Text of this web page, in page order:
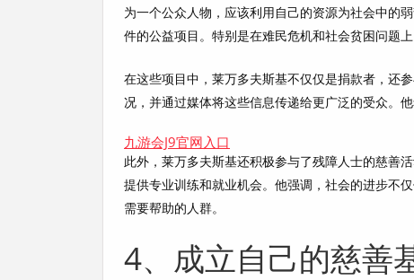
为一个公众人物，应该利用自己的资源为社会中的
件的公益项目。特别是在难民危机和社会贫困问题
在这些项目中，莱万多夫斯基不仅仅是捐款者，还
况，并通过媒体将这些信息传递给更广泛的受众。
九游会J9官网入口
此外，莱万多夫斯基还积极参与了残障人士的慈善
提供专业训练和就业机会。他强调，社会的进步不
需要帮助的人群。
4、成立自己的慈善